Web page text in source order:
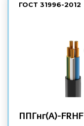
ГОСТ 31996-2012
ППГнг(А)-FRHF